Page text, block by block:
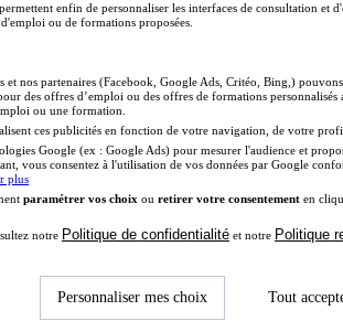
Alpes et Durance
enfin de personnaliser les interfaces de consultation et
ou de formations proposées.
et nos partenaires (Facebook, Google Ads, Critéo, Bing,)
des offres d’emploi ou des offres de formations
ou une formation.
ces publicités en fonction de votre navigation, de votre
Google (ex : Google Ads) pour mesurer l'audience et
vous consentez à l'utilisation de vos données par Google
plus
paramétrer vos choix ou retirer votre consentement en
notre Politique de confidentialité et notre Politique
Personnaliser mes choix Tout